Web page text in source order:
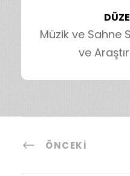
Müzik ve Sahne
ve
ÖNCEKI